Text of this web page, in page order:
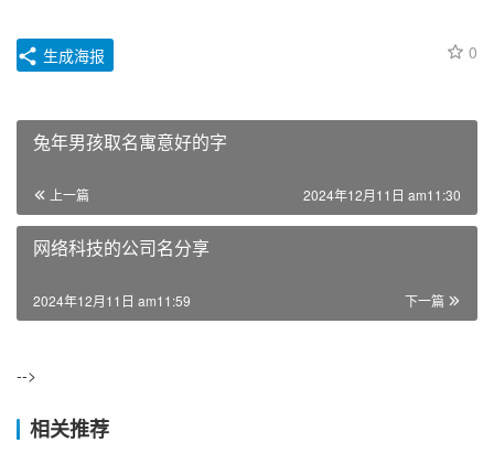
0
生成海报
兔年男孩取名寓意好的字
上一篇 2024年12月11日 am11:30
网络科技的公司名分享
下一篇
2024年12月11日 am11:59
-->
相关推荐